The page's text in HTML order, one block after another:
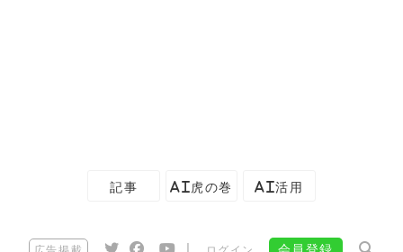
記事 AI虎の巻 AI活用